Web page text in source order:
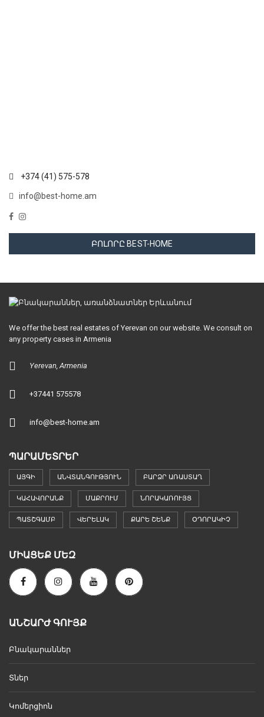
+374 (41) 575-578
info@best-home.am
ԲՈԼՈՐԸ BEST-HOME
We offer the best real estates of Yerevan on our website. We consult on
any property cases in Armenia
Yerevan, Armenia
+37441 575578
info@best-home.am
ՊԱՐԱՄԵՏՐԵՐ
ԱՅԳԻ ԱՆՎՏԱՆԳՈՒԹՅՈՒՆ ԲԱՐՁՐ ԱՌԱՍՏԱՂ
ԿԱՀԱՎՈՐԱՆՔ ՄԱՔՐՈՒՄ ՆՈՐԱԿԱՌՈՒՅՑ
ՊԱՏՇԳԱՄԲ ՎԵՐԵԼԱԿ ՔԱՐԵ ՇԵՆՔ ՕԴՈՐԱԿԻՉ
ՄԻԱՑԵՔ ՄԵԶ
ԱՆՇԱՐԺ ԳՈՒՅՔ
Բնակարաններ
Տներ
Կոմերցիոն